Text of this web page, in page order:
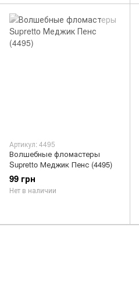
Артикул: 4495
Волшебные фломастеры
Supretto Меджик Пенс (4495)
99 грн
Нет в наличии